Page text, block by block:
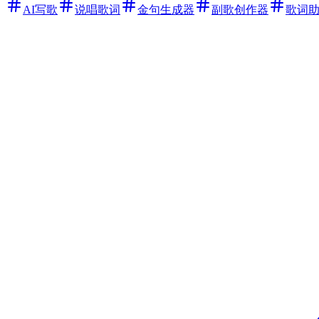
AI写歌 说唱歌词 金句生成器 副歌创作器 歌词